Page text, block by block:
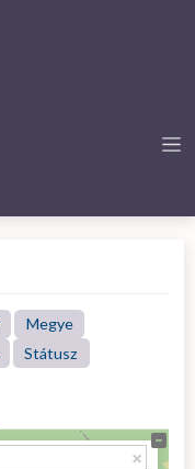
Megye
Státusz